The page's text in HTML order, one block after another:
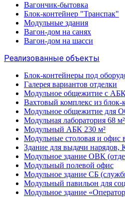
Вагончик-бытовка
Блок-контейнер "Транспак"
Модульные здания
Вагон-дом на санях
Вагон-дом на шасси
Реализованные объекты
Блок-контейнеры под
Галерея вариантов отделки
Модульное общежитие с АБК
Вахтовый комплекс из
Модульное общежитие для
Модульная лаборатория 68 м²
Модульный АБК 230 м²
Модульные столовая и офис
Здание для выдачи нарядов,
Модульное здание ОВК
Модульный полевой офис
Модульное здание СБ
Модульный павильон для
Модульное здание